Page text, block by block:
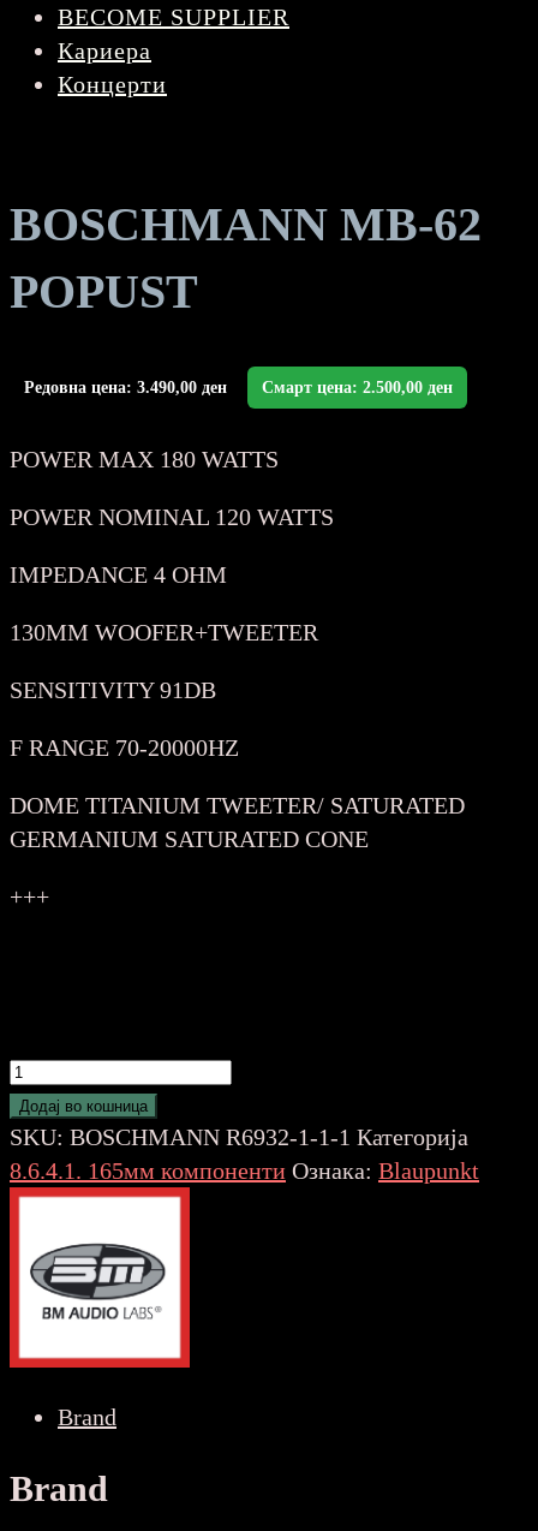
BECOME SUPPLIER
Кариера
Концерти
BOSCHMANN MB-62
POPUST
Редовна цена: 3.490,00 ден Смарт цена: 2.500,00 ден
POWER MAX 180 WATTS
POWER NOMINAL 120 WATTS
IMPEDANCE 4 OHM
130MM WOOFER+TWEETER
SENSITIVITY 91DB
F RANGE 70-20000HZ
DOME TITANIUM TWEETER/ SATURATED
GERMANIUM SATURATED CONE
+++
BOSCHMANN
MB-
62
POPUST
количина
Додај во кошница
SKU: BOSCHMANN R6932-1-1-1 Категорија
8.6.4.1. 165мм компоненти Ознака: Blaupunkt
Brand
Brand